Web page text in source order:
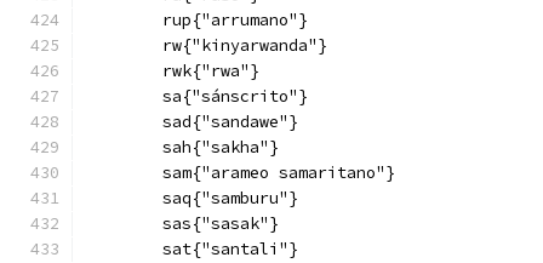
        rup{"arrumano"}
        rw{"kinyarwanda"}
        rwk{"rwa"}
        sa{"sánscrito"}
        sad{"sandawe"}
        sah{"sakha"}
        sam{"arameo samaritano"}
        saq{"samburu"}
        sas{"sasak"}
        sat{"santali"}